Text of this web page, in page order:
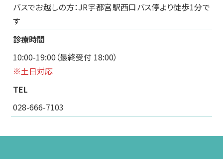
バスでお越しの方：JR宇都宮駅西口バス停より徒歩1分で
す
診療時間
10:00-19:00（最終受付 18:00）
※土日対応
TEL
028-666-7103